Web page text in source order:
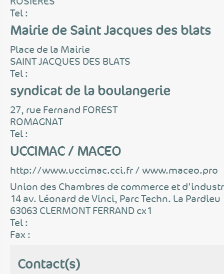
Tel :
Mairie de Saint Jacques des blats
Place de la Mairie
SAINT JACQUES DES BLATS
Tel :
syndicat de la boulangerie
27, rue Fernand FOREST
ROMAGNAT
Tel :
UCCIMAC / MACEO
http://www.uccimac.cci.fr / www.maceo.pro
Union des Chambres de commerce et
14 av. Léonard de Vinci, Parc Techn. La Pardieu
63063 CLERMONT FERRAND cx1
Tel :
Fax :
Contact(s)